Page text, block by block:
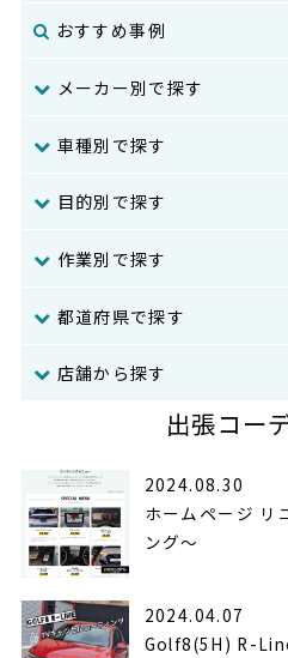
おすすめ事例
メーカー別で探す
車種別で探す
目的別で探す
作業別で探す
都道府県で探す
店舗から探す
出張コー
2024.08.30
ホームページ リ
ング〜
2024.04.07
Golf8(5H) R-